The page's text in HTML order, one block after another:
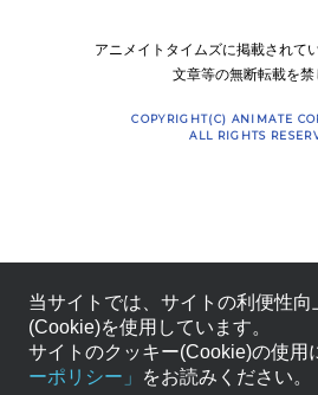
アニメイトタイムズに掲載されて
文章等の無断転載を禁
COPYRIGHT(C) ANIMATE
ALL RIGHTS
当サイトでは、サイトの利便性
(Cookie)を使用しています。
サイトのクッキー(Cookie)の使用
ーポリシー」
をお読みください。